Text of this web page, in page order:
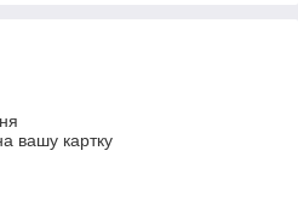
вашу картку